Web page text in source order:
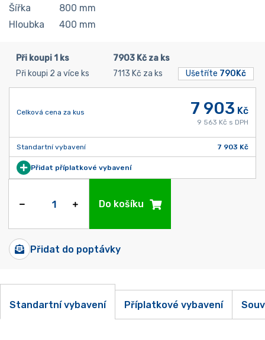
Šířka
800 mm
Hloubka
400 mm
Při koupi 1 ks
7903 Kč za ks
Při koupi 2 a více ks
7113 Kč za ks Ušetříte 790Kč
Celková cena za kus 7 903 Kč
9 563 Kč s DPH
Standartní vybavení 7 903 Kč
Přidat příplatkové vybavení
Do košíku
Přidat do poptávky
Standartní vybavení Příplatkové vybavení